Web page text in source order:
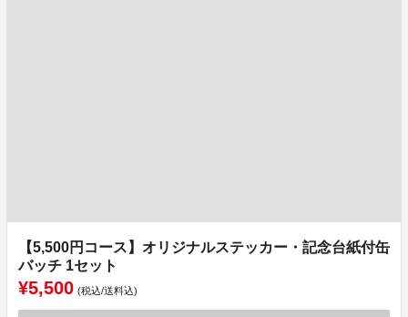
【5,500円コース】オリジナルステッカー・記念台紙付缶
バッチ 1セット
¥5,500 (税込/送料込)